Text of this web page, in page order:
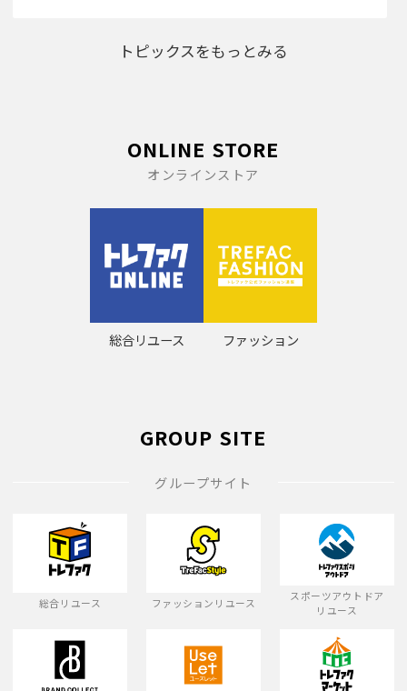
トピックスをもっとみる
ONLINE STORE
オンラインストア
総合リユース ファッション
GROUP SITE
グループサイト
総合リユース ファッションリユース
スポーツアウトドア
リユース